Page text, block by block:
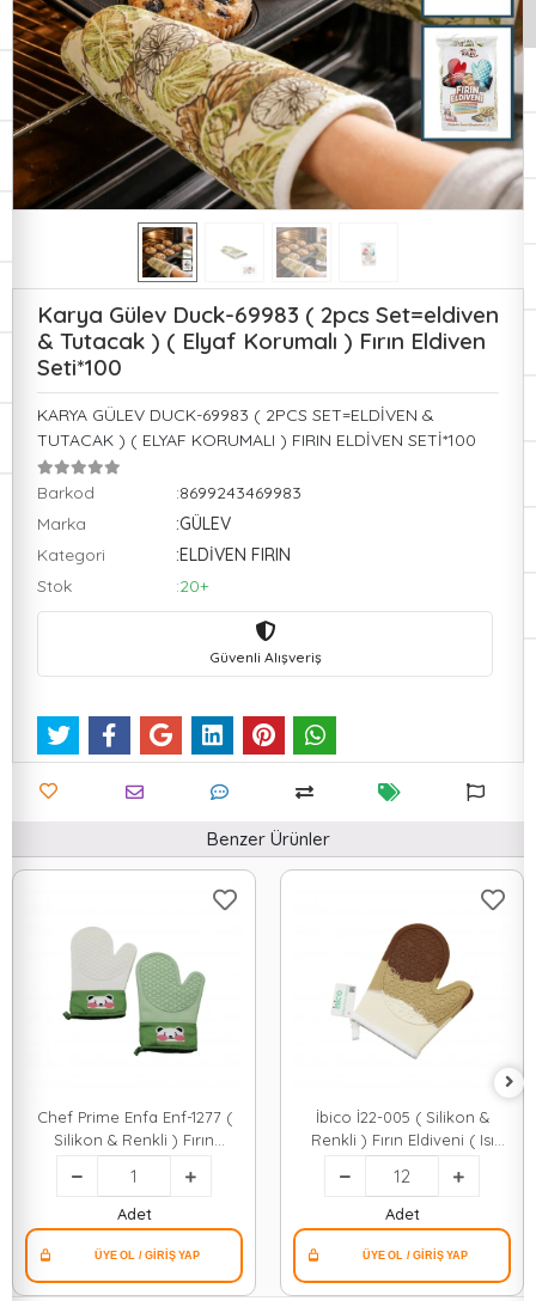
Karya Gülev Duck-69983 ( 2pcs Set=eldiven
& Tutacak ) ( Elyaf Korumalı ) Fırın Eldiven
Seti*100
KARYA GÜLEV DUCK-69983 ( 2PCS SET=ELDİVEN &
TUTACAK ) ( ELYAF KORUMALI ) FIRIN ELDİVEN SETİ*100
Barkod
:8699243469983
Marka
:GÜLEV
Kategori
:ELDİVEN FIRIN
Stok
:20+
Güvenli Alışveriş
Benzer Ürünler
Chef Prime Enfa Enf-1277 (
Silikon & Renkli ) Fırın
Eldiveni ( Isı Geçirmez ) ( İçi
Bezli )*200
Adet
İbico İ22-005 ( Silikon &
Renkli ) Fırın Eldiveni ( Isı
Geçirmez ) ( Kumaş İç Yüzey
)*12x16
Adet